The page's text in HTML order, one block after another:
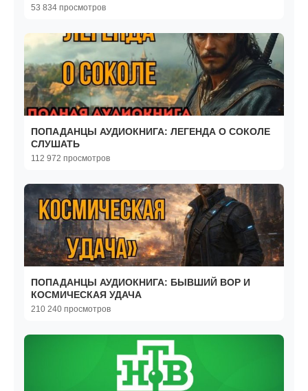
53 834 просмотров
ПОПАДАНЦЫ АУДИОКНИГА: ЛЕГЕНДА О СОКОЛЕ
СЛУШАТЬ
112 972 просмотров
ПОПАДАНЦЫ АУДИОКНИГА: БЫВШИЙ ВОР И
КОСМИЧЕСКАЯ УДАЧА
210 240 просмотров